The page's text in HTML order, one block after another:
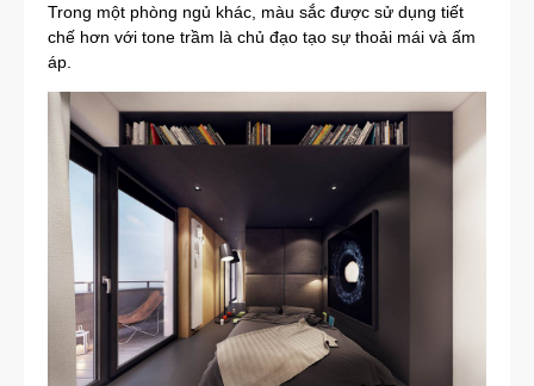
Trong một phòng ngủ khác, màu sắc được sử dụng tiết
chế hơn với tone trầm là chủ đạo tạo sự thoải mái và ấm
áp.